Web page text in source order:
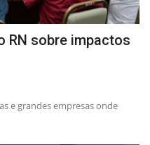
RN sobre impactos
e grandes empresas onde